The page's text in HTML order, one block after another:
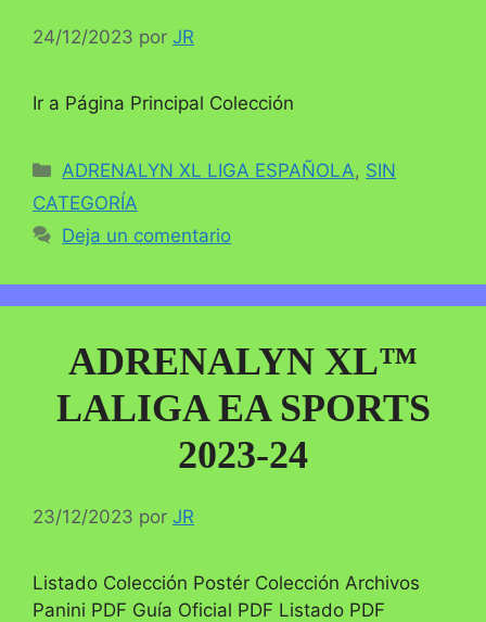
24/12/2023 por JR
Ir a Página Principal Colección
Categorías
ADRENALYN XL LIGA ESPAÑOLA, SIN
CATEGORÍA
Deja un comentario
ADRENALYN XL™
LALIGA EA SPORTS
2023-24
23/12/2023 por JR
Listado Colección Postér Colección Archivos
Panini PDF Guía Oficial PDF Listado PDF